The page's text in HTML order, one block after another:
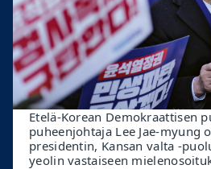
Etelä-Korean Demokraattisen
puheenjohtaja Lee Jae-myung
presidentin, Kansan valta -
yeolin vastaiseen